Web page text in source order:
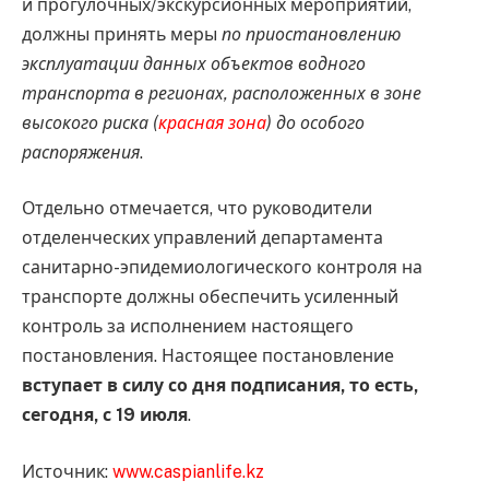
и прогулочных/экскурсионных мероприятий,
должны принять меры по приостановлению
эксплуатации данных объектов водного
транспорта в регионах, расположенных в зоне
высокого риска (красная зона) до особого
распоряжения.
Отдельно отмечается, что руководители
отделенческих управлений департамента
санитарно-эпидемиологического контроля на
транспорте должны обеспечить усиленный
контроль за исполнением настоящего
постановления. Настоящее постановление
вступает в силу со дня подписания, то есть,
сегодня, с 19 июля.
Источник: www.caspianlife.kz